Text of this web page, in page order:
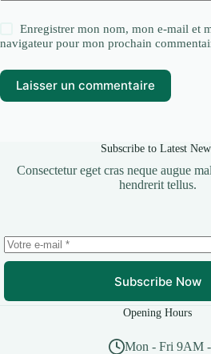
Enregistrer mon nom, mon e-mail et
navigateur pour mon prochain
Laisser un commentaire
Subscribe to Latest
Consectetur eget cras neque augue
hendrerit tellus.
Subscribe Now
Opening Hours
Mon - Fri 9AM